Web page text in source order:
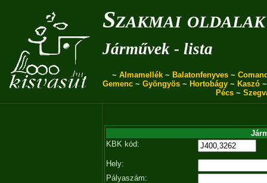
Szakmai oldalak
Járművek - lista
~ Almamellék ~ Balatonfenyves ~
Gemenc ~ Gyöngyös ~ Hortobágy ~ Kaszó
Pécs ~
KBK kód:
Hely:
Pályaszám: